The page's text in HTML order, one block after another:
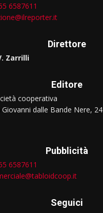
6587611
Direttore
Zarrilli
Editore
cooperativa
Giovanni dalle Bande Nere, 24
Pubblicità
6587611
Seguici